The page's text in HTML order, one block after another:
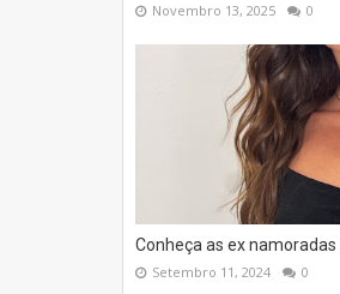
Novembro 13, 2025 0
Conheça as ex namoradas
Setembro 11, 2024 0